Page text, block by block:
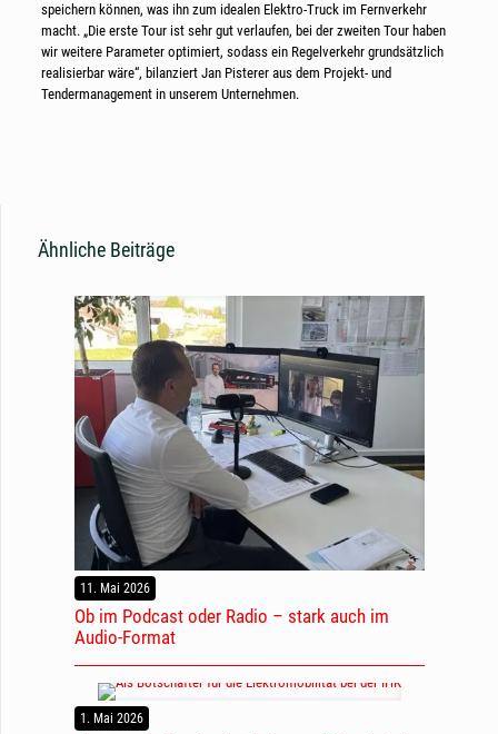
speichern können, was ihn zum idealen Elektro-Truck im Fernverkehr
macht. „Die erste Tour ist sehr gut verlaufen, bei der zweiten Tour haben
wir weitere Parameter optimiert, sodass ein Regelverkehr grundsätzlich
realisierbar wäre“, bilanziert Jan Pisterer aus dem Projekt- und
Tendermanagement in unserem Unternehmen.
Ähnliche Beiträge
11. Mai 2026
Ob im Podcast oder Radio – stark auch im
Audio-Format
1. Mai 2026